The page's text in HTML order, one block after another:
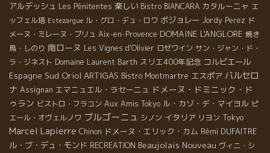
アルデッシュ Les Pénitentes 楽しい Bistro BIANCARA カタルーニャ エ
ッフェル塔 Estezargue ル・グロ・デュ・ロワ ボジョレー Jordy Perez ド
メーヌ・ミレーヌ・ブリュ Aix-en-Provence DOMAINE L'ANGLORE 焼き
鳥・しのり 南ローヌ Les Vignes d'Olivier ロゼワイン サン・ジャン・ド・
ラ・ジネスト Domaine Laurent Barth スリエ400年記念 コルビエール
Espagne Sud Oriol ARTIGAS Bistro Montmartre エスポア バルセロ
ナ Assignan エマニュエル・ラセーニュ ドメーヌ・ドミニック・ド
ゥラン ビストロ・フラコン Aux Amis Tokyo ル・カゾ・デ・マイヨル ピ
エール・オヴェルノワ ブルゴーニュ シノン イタリア リヨン Tokyo
Marcel Lapierre Chinon ドメーヌ・エリック・カム Rémi DUFAITRE
ル・ブ・デュ・モンド RECREATION Beaujolais Nouveau ヴィニ・シ